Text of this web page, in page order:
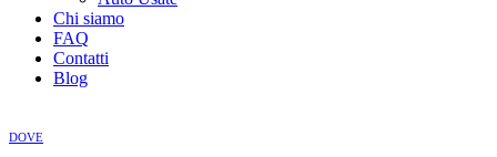
Chi siamo
FAQ
Contatti
Blog
DOVE